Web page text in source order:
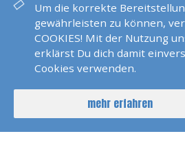
Um die korrekte
gewährleisten zu können,
COOKIES! Mit der Nutzung
erklärst Du dich damit
Cookies verwenden.
mehr erfahren